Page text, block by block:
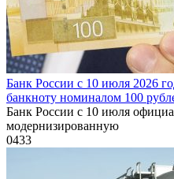
Банк России с 10 июля 2026
банкноту номиналом 100
Банк России с 10 июля
модернизированную
0433